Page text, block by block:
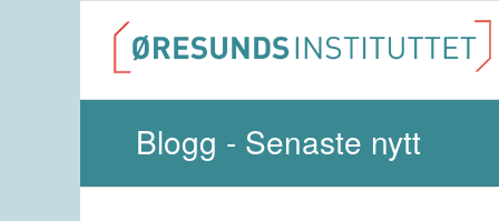
Blogg - Senaste nytt